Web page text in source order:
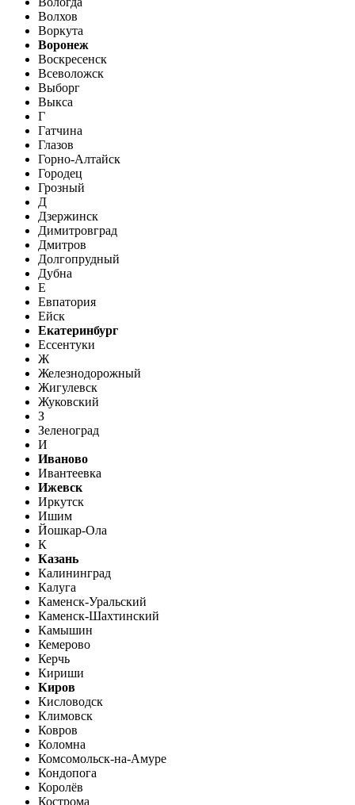
Волхов
Воркута
Воронеж
Воскресенск
Всеволожск
Выборг
Выкса
Г
Гатчина
Глазов
Горно-Алтайск
Городец
Грозный
Д
Дзержинск
Димитровград
Дмитров
Долгопрудный
Дубна
Е
Евпатория
Ейск
Екатеринбург
Ессентуки
Ж
Железнодорожный
Жигулевск
Жуковский
З
Зеленоград
И
Иваново
Ивантеевка
Ижевск
Иркутск
Ишим
Йошкар-Ола
К
Казань
Калининград
Калуга
Каменск-Уральский
Каменск-Шахтинский
Камышин
Кемерово
Керчь
Кириши
Киров
Кисловодск
Климовск
Ковров
Коломна
Комсомольск-на-Амуре
Кондопога
Королёв
Кострома